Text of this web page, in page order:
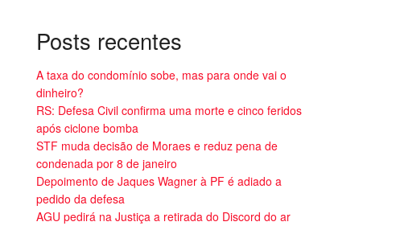
Posts recentes
A taxa do condomínio sobe, mas para onde vai o
dinheiro?
RS: Defesa Civil confirma uma morte e cinco feridos
após ciclone bomba
STF muda decisão de Moraes e reduz pena de
condenada por 8 de janeiro
Depoimento de Jaques Wagner à PF é adiado a
pedido da defesa
AGU pedirá na Justiça a retirada do Discord do ar